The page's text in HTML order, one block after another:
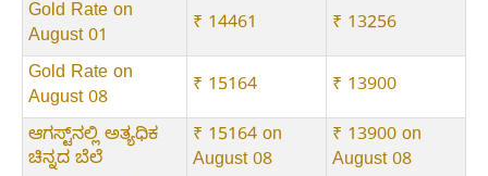
Gold Rate on
August 01
₹ 14461 ₹ 13256
Gold Rate on
August 08
₹ 15164 ₹ 13900
ಆಗಸ್ಟ್‌ನಲ್ಲಿ ಅತ್ಯಧಿಕ
ಚಿನ್ನದ ಬೆಲೆ
₹ 15164 on
August 08
₹ 13900 on
August 08